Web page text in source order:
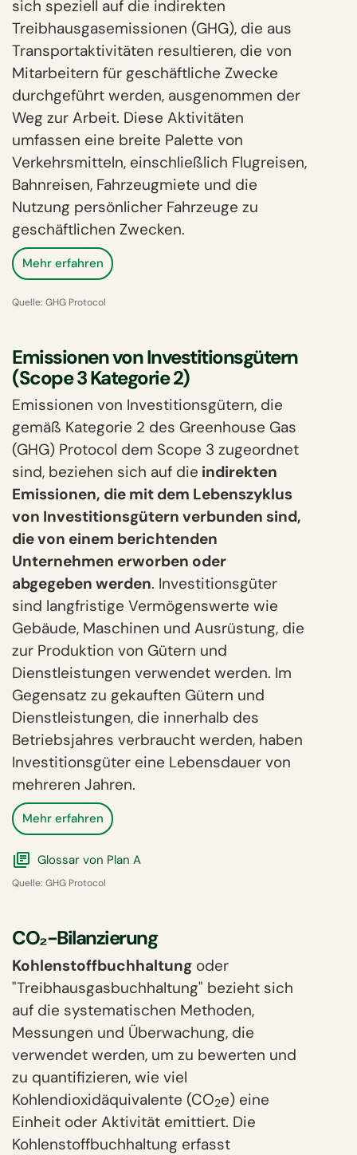
sich speziell auf die indirekten
Treibhausgasemissionen (GHG), die aus
Transportaktivitäten resultieren, die von
Mitarbeitern für geschäftliche Zwecke
durchgeführt werden, ausgenommen der
Weg zur Arbeit. Diese Aktivitäten
umfassen eine breite Palette von
Verkehrsmitteln, einschließlich Flugreisen,
Bahnreisen, Fahrzeugmiete und die
Nutzung persönlicher Fahrzeuge zu
geschäftlichen Zwecken.
Mehr erfahren
Quelle: GHG Protocol
Emissionen von Investitionsgütern
(Scope 3 Kategorie 2)
Emissionen von Investitionsgütern, die
gemäß Kategorie 2 des Greenhouse Gas
(GHG) Protocol dem Scope 3 zugeordnet
sind, beziehen sich auf die indirekten
Emissionen, die mit dem Lebenszyklus
von Investitionsgütern verbunden sind,
die von einem berichtenden
Unternehmen erworben oder
abgegeben werden. Investitionsgüter
sind langfristige Vermögenswerte wie
Gebäude, Maschinen und Ausrüstung, die
zur Produktion von Gütern und
Dienstleistungen verwendet werden. Im
Gegensatz zu gekauften Gütern und
Dienstleistungen, die innerhalb des
Betriebsjahres verbraucht werden, haben
Investitionsgüter eine Lebensdauer von
mehreren Jahren.
Mehr erfahren
Glossar von Plan A
Quelle: GHG Protocol
CO₂-Bilanzierung
Kohlenstoffbuchhaltung oder
"Treibhausgasbuchhaltung" bezieht sich
auf die systematischen Methoden,
Messungen und Überwachung, die
verwendet werden, um zu bewerten und
zu quantifizieren, wie viel
Kohlendioxidäquivalente (CO2e) eine
Einheit oder Aktivität emittiert. Die
Kohlenstoffbuchhaltung erfasst